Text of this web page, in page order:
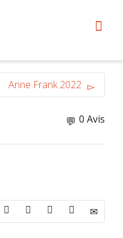
Anne Frank 2022
0 Avis